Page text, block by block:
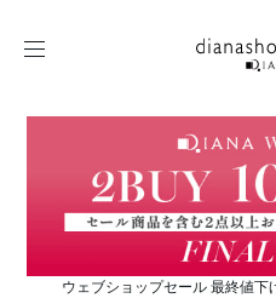
ウェブショップセール 最終値